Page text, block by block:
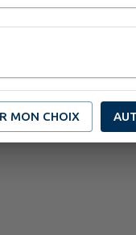
MON CHOIX